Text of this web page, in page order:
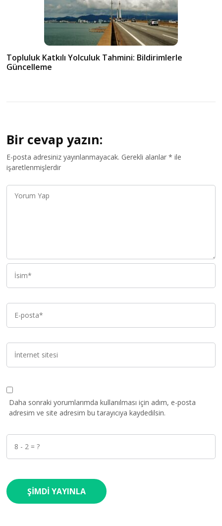
Topluluk Katkılı Yolculuk Tahmini: Bildirimlerle
Güncelleme
Bir cevap yazın:
E-posta adresiniz yayınlanmayacak. Gerekli alanlar* ile
işaretlenmişlerdir
Daha sonraki yorumlarımda kullanılması için adım, e-posta
adresim ve site adresim bu tarayıcıya kaydedilsin.